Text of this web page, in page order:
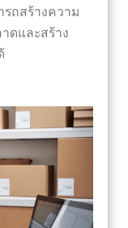
ถสร้างความ
ดและสร้าง